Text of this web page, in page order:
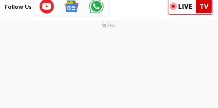
Follow Us LIVE TV